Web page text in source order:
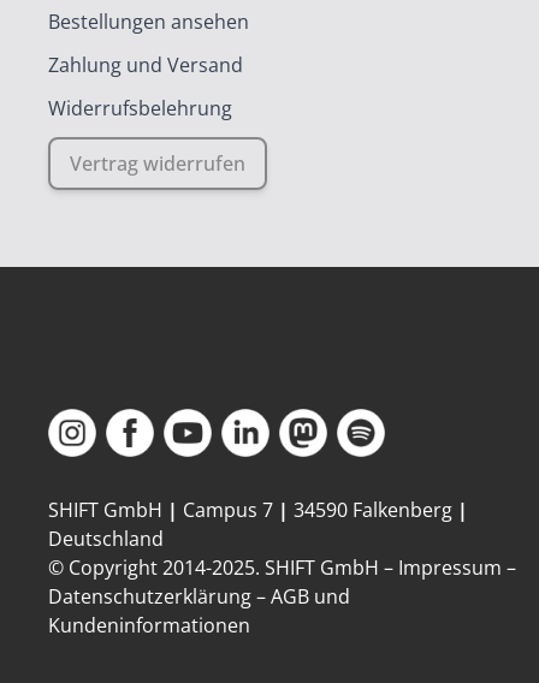
Bestellungen ansehen
Zahlung und Versand
Widerrufsbelehrung
Vertrag widerrufen
SHIFT GmbH | Campus 7 | 34590 Falkenberg |
Deutschland
© Copyright 2014-2025. SHIFT GmbH – Impressum –
Datenschutzerklärung–AGB und
Kundeninformationen